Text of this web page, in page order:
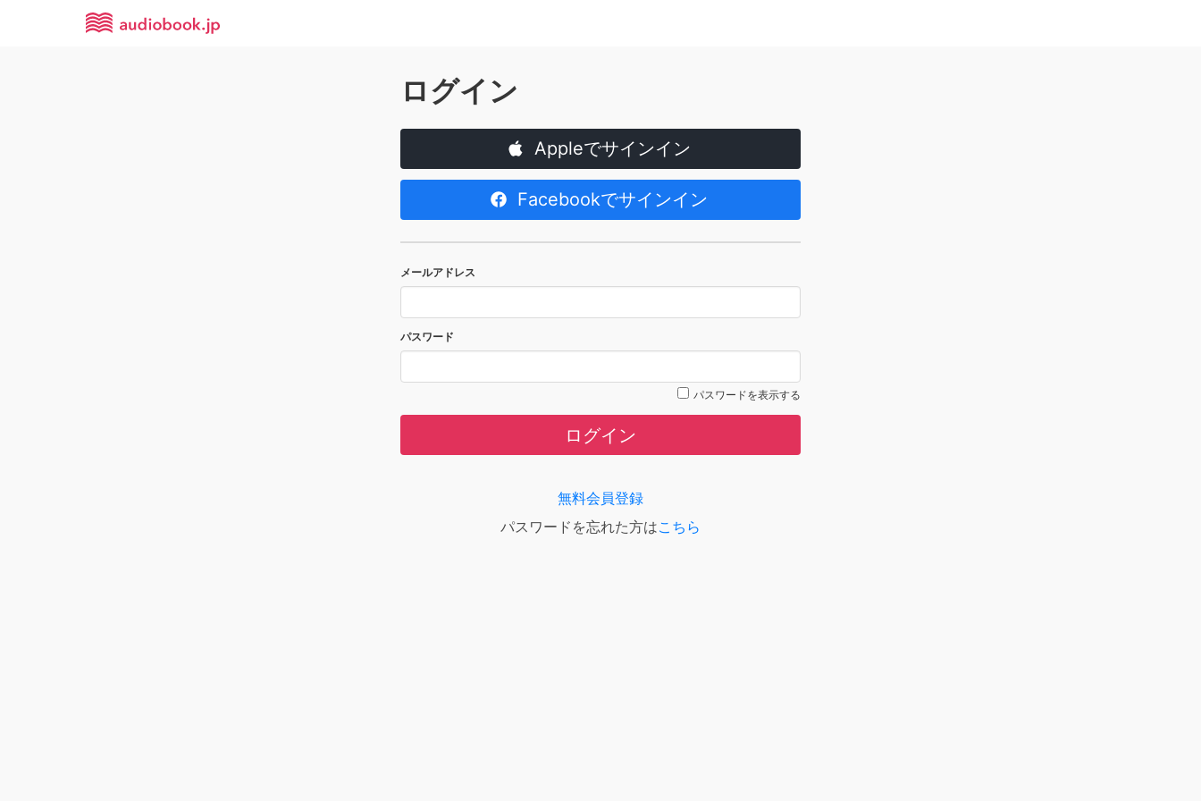
ログイン
Appleでサインイン
Facebookでサインイン
メールアドレス
パスワード
パスワードを表示する
ログイン
無料会員登録
パスワードを忘れた方はこちら